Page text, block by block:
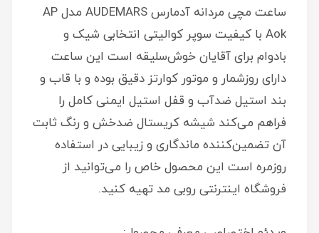
ساعت مچی مردانه آدمارس AUDEMARS مدل AP
Aok با کیفیت سوپر کوالیتی انتخابی شیک و
بادوام برای آقایان خوش‌سلیقه است این ساعت
دارای روزشمار و موتور کوارتز دقیق بوده و با قاب و
بند استیل ضدآب و قفل استیل ایمنی کامل را
فراهم می‌کند شیشه کریستال ضدخش و رنگ ثابت
آن تضمین‌کننده ماندگاری و زیبایی در استفاده
روزمره است این محصول خاص را می‌توانید از
فروشگاه اینترنتی روبی مد تهیه کنید.